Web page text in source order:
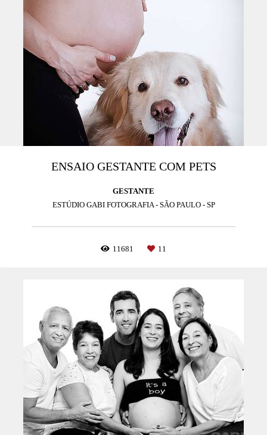
ENSAIO GESTANTE COM PETS
GESTANTE
ESTÚDIO GABI FOTOGRAFIA - SÃO PAULO - SP
11681 11